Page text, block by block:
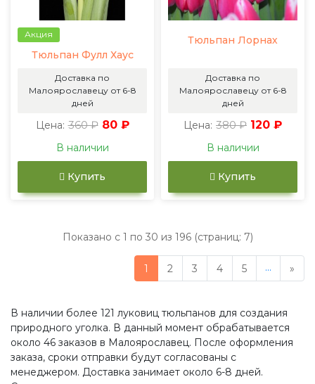
Акция
Тюльпан Фулл Хаус
Доставка по
Малоярославецу от 6-8
дней
Цена: 360 ₽ 80 ₽
В наличии
Купить
Тюльпан Лорнах
Доставка по
Малоярославецу от 6-8
дней
Цена: 380 ₽ 120 ₽
В наличии
Купить
Показано с 1 по 30 из 196 (страниц: 7)
1 2 3 4 5 ... »
В наличии более 121 луковиц тюльпанов для создания
природного уголка. В данный момент обрабатывается
около 46 заказов в Малоярославец. После оформления
заказа, сроки отправки будут согласованы с
менеджером. Доставка занимает около 6-8 дней.